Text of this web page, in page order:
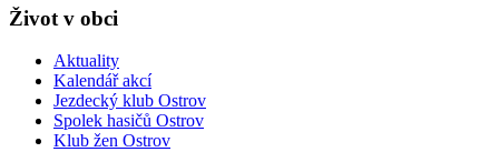
Život v obci
Aktuality
Kalendář akcí
Jezdecký klub Ostrov
Spolek hasičů Ostrov
Klub žen Ostrov